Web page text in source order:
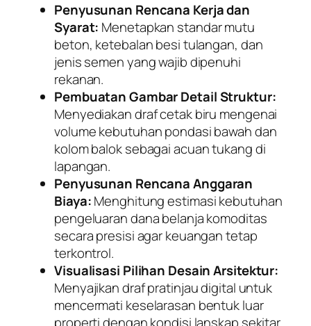
Penyusunan Rencana Kerja dan
Syarat: Menetapkan standar mutu
beton, ketebalan besi tulangan, dan
jenis semen yang wajib dipenuhi
rekanan.
Pembuatan Gambar Detail Struktur:
Menyediakan draf cetak biru mengenai
volume kebutuhan pondasi bawah dan
kolom balok sebagai acuan tukang di
lapangan.
Penyusunan Rencana Anggaran
Biaya:Menghitung estimasi kebutuhan
pengeluaran dana belanja komoditas
secara presisi agar keuangan tetap
terkontrol.
Visualisasi Pilihan Desain Arsitektur:
Menyajikan draf pratinjau digital untuk
mencermati keselarasan bentuk luar